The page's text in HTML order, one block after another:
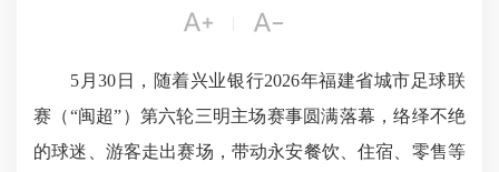
 
5月30日，随着兴业银行2026年福建省城市足球联
赛（“闽超”）第六轮三明主场赛事圆满落幕，络绎不绝
的球迷、游客走出赛场，带动永安餐饮、住宿、零售等